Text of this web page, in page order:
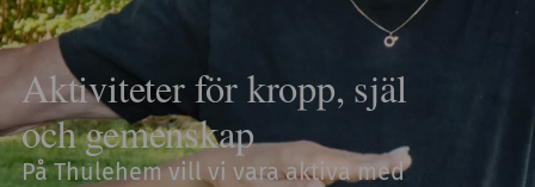
Aktiviteter för kropp, själ
och gemenskap
På Thulehem vill vi vara aktiva med